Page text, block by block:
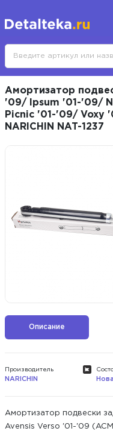
Амортизатор
'09/ Ipsum '01-'09/
Picnic '01-'09/ Voxy
NARICHIN NAT-1237
Описание
Производитель
NARICHIN
Амортизатор подвески
Avensis Verso '01-'09